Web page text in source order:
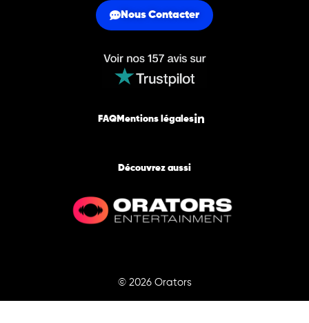
Nous Contacter
FAQ Mentions légales
Découvrez aussi
© 2026 Orators